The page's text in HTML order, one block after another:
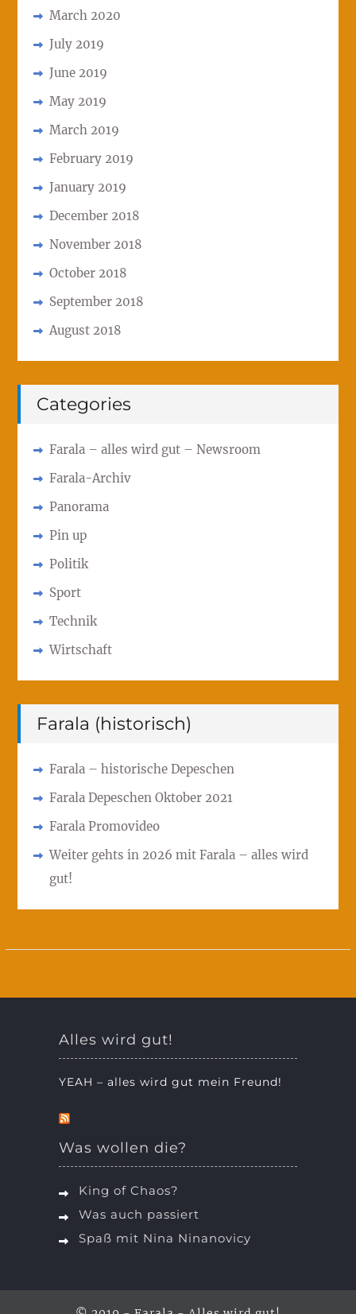
March 2020
July 2019
June 2019
May 2019
March 2019
February 2019
January 2019
December 2018
November 2018
October 2018
September 2018
August 2018
Categories
Farala – alles wird gut – Newsroom
Farala-Archiv
Panorama
Pin up
Politik
Sport
Technik
Wirtschaft
Farala (historisch)
Farala – historische Depeschen
Farala Depeschen Oktober 2021
Farala Promovideo
Weiter gehts in 2026 mit Farala – alles wird
gut!
Alles wird gut!
YEAH – alles wird gut mein Freund!
Was wollen die?
King of Chaos?
Was auch passiert
Spaß mit Nina Ninanovicy